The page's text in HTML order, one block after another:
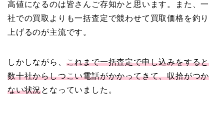
高値になるのは皆さんご存知かと思います。また、一
社での買取よりも一括査定で競わせて買取価格を釣り
上げるのが主流です。
しかしながら、 これまで一括査定で申し込みをすると
数十社からしつこい電話がかかってきて、収拾がつか
ない状況となっていました。